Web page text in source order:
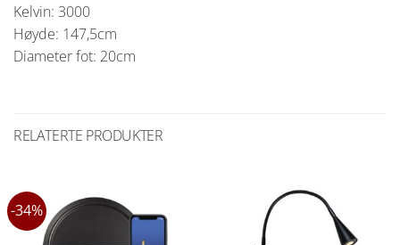
Kelvin: 3000
Høyde: 147,5cm
Diameter fot: 20cm
RELATERTE PRODUKTER
-34%